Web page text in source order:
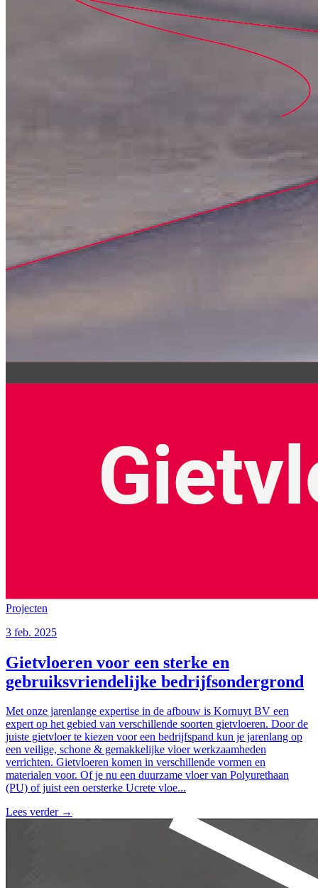
Projecten
3 feb. 2025
Gietvloeren voor een sterke en
gebruiksvriendelijke bedrijfsondergrond
Met onze jarenlange expertise in de afbouw is Kornuyt BV een
expert op het gebied van verschillende soorten gietvloeren. Door de
juiste gietvloer te kiezen voor een bedrijfspand kun je jarenlang op
een veilige, schone & gemakkelijke vloer werkzaamheden
verrichten. Gietvloeren komen in verschillende vormen en
materialen voor. Of je nu een duurzame vloer van Polyurethaan
(PU) of juist een oersterke Ucrete vloe...
Lees verder →